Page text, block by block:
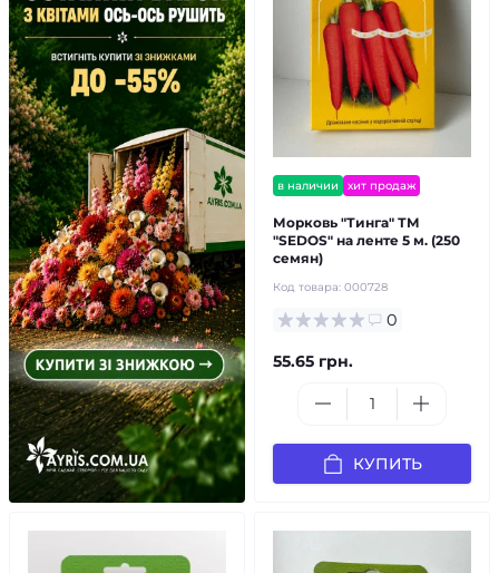
в наличии хит продаж
Морковь "Тинга" ТМ
"SEDOS" на ленте 5 м. (250
семян)
Код товара: 000728
0
55.65 грн.
КУПИТЬ